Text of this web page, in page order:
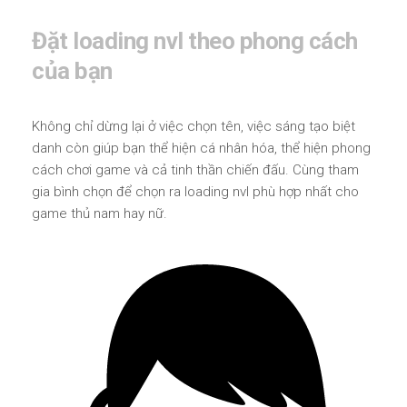
Đặt loading nvl theo phong cách
của bạn
Không chỉ dừng lại ở việc chọn tên, việc sáng tạo biệt
danh còn giúp bạn thể hiện cá nhân hóa, thể hiện phong
cách chơi game và cả tinh thần chiến đấu. Cùng tham
gia bình chọn để chọn ra loading nvl phù hợp nhất cho
game thủ nam hay nữ.